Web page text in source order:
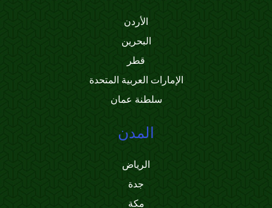
الأردن
البحرين
قطر
الإمارات العربية المتحدة
سلطنة عمان
المدن
الرياض
جدة
مكة